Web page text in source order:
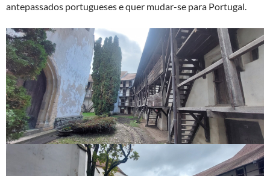
antepassados portugueses e quer mudar-se para Portugal.